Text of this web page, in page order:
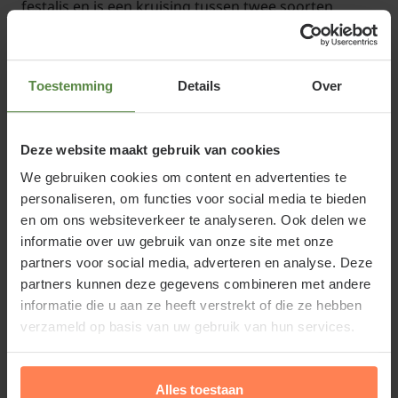
Toestemming Details Over
Deze website maakt gebruik van cookies
We gebruiken cookies om content en advertenties te
personaliseren, om functies voor social media te bieden
en om ons websiteverkeer te analyseren. Ook delen we
informatie over uw gebruik van onze site met onze
partners voor social media, adverteren en analyse. Deze
partners kunnen deze gegevens combineren met andere
informatie die u aan ze heeft verstrekt of die ze hebben
verzameld op basis van uw gebruik van hun services.
Alles toestaan
festalis en is een kruising tussen twee soorten
Hymenocallis. De bloemen zijn veel groter dan bij
veel andere Hymenocallis soorten en geuren
bovendien heerlijk.
Het bolgewas is goed geschikt om in potten te
zetten en heeft wat uiterlijk veel weg van
Agapanthus
. Uit de knol groeien in eerste instantie
brede langwerpige bladeren die worden gevolgd
door opgaande bloemstelen. Bovenaan de
bloemstelen staan uiteindelijk kransen met zuiver
witte bloemen die eenmaal bloeiend aangenaam
geuren. U kunt de bol ook in de volle grond
aanplanten vanaf mei.